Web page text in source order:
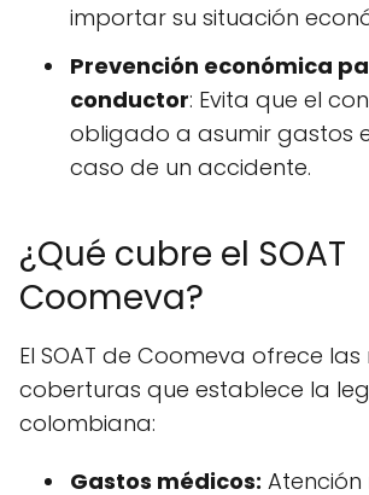
importar su situación
Prevención económica
conductor: Evita que el
obligado a asumir gastos
caso de un accidente.
¿Qué cubre el SOAT
Coomeva?
El SOAT de Coomeva ofrece las
coberturas que establece la
colombiana:
Gastos médicos: